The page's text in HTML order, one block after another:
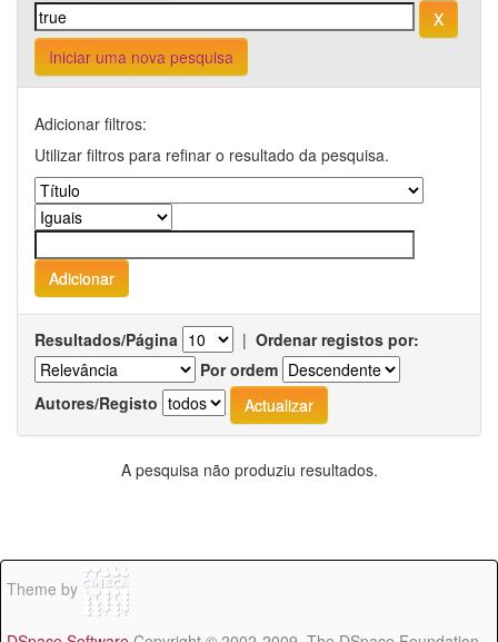
Iniciar uma nova pesquisa
Adicionar filtros:
Utilizar filtros para refinar o resultado da pesquisa.
Resultados/Página | Ordenar registos por:
Por ordem
Autores/Registo
A pesquisa não produziu resultados.
Theme by